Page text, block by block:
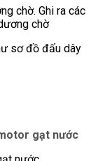
chờ. Ghi ra các
chờ
sơ đồ đấu dây
gạt nước